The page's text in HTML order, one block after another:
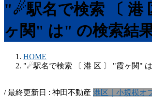
"☄駅名で検索 〔 港
ヶ関" は" の検索結
HOME
"☄駅名で検索 〔 港 区 〕 "霞ヶ関"
/ 最終更新日 : 神田不動産 港区｜小規模オ